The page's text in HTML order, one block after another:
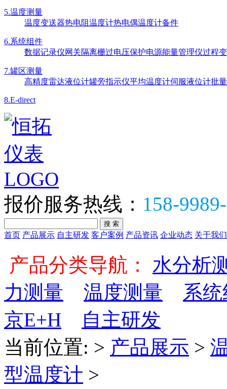
5.温度测量
温度变送器热电阻温度计热电偶温度计备件
6.系统组件
数据记录仪网关隔离栅过电压保护电源能量管理仪过程
7.罐区测量
高精度雷达液位计罐旁指示仪平均温度计伺服液位计批
8.E-direct
报价服务热线： 158-
首页 产品展示 自主研发 客户案例 产品资讯 企业动态 关于我们
产品分类导航：
水分析
力测量
温度测量
系
京E+H
自主研发
当前位置: > 产品展示 >
型温度计 >